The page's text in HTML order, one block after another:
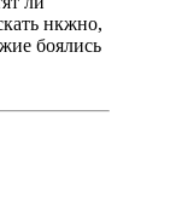
нкжно,
боялись